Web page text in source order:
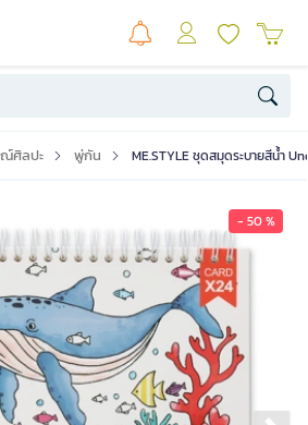
ศิลปะ พู่กัน ME.STYLE ชุดสมุดระบายสีน้ำ
- 50 %